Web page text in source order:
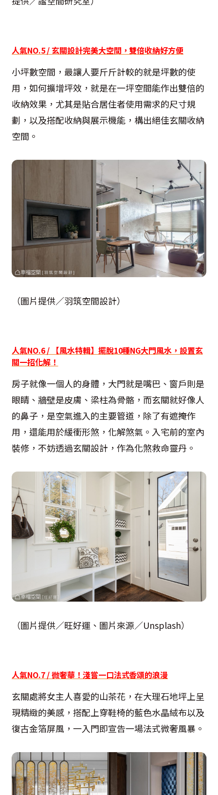
人氣NO.5 / 玄關設計完美大空間，雙倍收納好方便
小坪數空間，最讓人要斤斤計較的就是坪數的使
用，如何擴增坪效，就是在一坪空間能作出雙倍的
收納效果，尤其是貼合居住者使用需求的尺寸規
劃，以及搭配收納與展示機能，構出絕佳玄關收納
空間。
（圖片提供／羽筑空間設計）
人氣NO.6 / 【風水特輯】擺脫10種NG大門風水，設置玄
關一招化解！
房子就像一個人的身體，大門就是嘴巴、窗戶則是
眼睛、牆壁是皮膚、梁柱為骨骼，而玄關就好像人
的鼻子，是空氣進入的主要管道，除了有遮掩作
用，還能用於緩衝形煞，化解煞氣。入宅前的室內
裝修，不妨透過玄關設計，作為化煞救命靈丹。
（圖片提供／旺好運、圖片來源／Unsplash）
人氣NO.7 / 微奢華！淺嘗一口法式香頌的浪漫
玄關處將女主人喜愛的山茶花，在大理石地坪上呈
現精緻的美感，搭配上穿鞋椅的藍色水晶絨布以及
復古金箔屏風，一入門即宣告一場法式微奢風暴。